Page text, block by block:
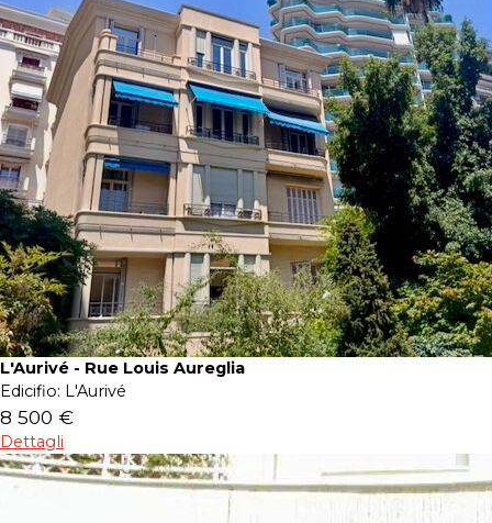
L'Aurivé - Rue Louis Aureglia
Edicifio: L'Aurivé
8 500 €
Dettagli